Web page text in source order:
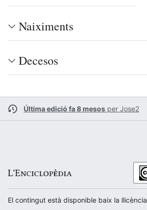
Naiximents
Decesos
Última edició fa 8 mesos per Jose2
El contingut està disponible baix la llicència